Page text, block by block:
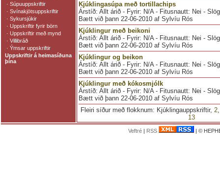
Kjúklingasúpa með tortillachips
Árstíð: Allt árið - Fyrir: N/A - Fitusnautt: Nei -
Bætt við þann 22-06-2010 af Sylvíu Rós
Kjúklingur með beikoni
Árstíð: Allt árið - Fyrir: N/A - Fitusnautt: Nei -
Bætt við þann 22-06-2010 af Sylvíu Rós
Kjúklingur og beikon
Árstíð: Allt árið - Fyrir: N/A - Fitusnautt: Nei -
Bætt við þann 22-06-2010 af Sylvíu Rós
Kjúklingur með kókosmjólk
Árstíð: Allt árið - Fyrir: N/A - Fitusnautt: Nei -
Bætt við þann 22-06-2010 af Sylvíu Rós
Fleiri síður með flokknum: Kjúklingauppskriftir, 2
13
· Súpuuppskriftir
· Svínakjötsuppskriftir
· Sykursjúkir
· Uppskriftir fyrir börn
· Uppskriftir með mynd
· Villibráð
· Ýmsar uppskriftir
Uppskriftir á heimasíðuna
þína
Veftré| RSS | ©